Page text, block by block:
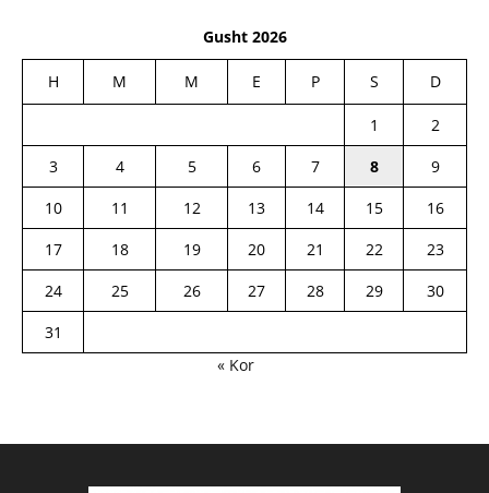
Gusht 2026
H M M E P S D
1
2
3
4 5 6 7 8
9
10
11 12 13 14 15
16
17
18 19 20 21 22
23
24
25 26 27 28 29
30
31
« Kor